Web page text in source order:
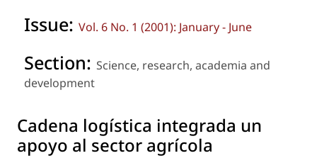
Issue: Vol. 6 No. 1 (2001): January - June
Section: Science, research, academia and
development
Cadena logística integrada un
apoyo al sector agrícola